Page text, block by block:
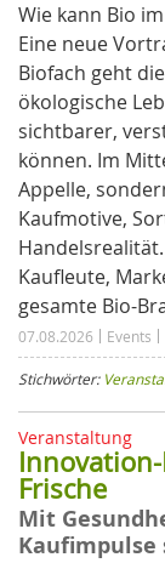
Wie kann Bio
Eine neue
Biofach geht
ökologische
sichtbarer,
können. Im
Appelle,
Kaufmotive,
Kaufleute,
gesamte Bio-
07.08.2026 Events
Stichwörter:
Veranstaltung
Frische
Mit
Kaufimpulse